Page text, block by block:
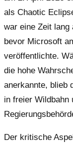
als Chaotic
war eine Zeit
bevor Microsoft
veröffentlichte.
die hohe
anerkannte, blieb
in freier Wildbahn
Der kritische